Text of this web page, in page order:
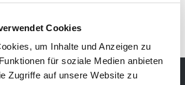
Cookies
um Inhalte und Anzeigen zu
für soziale Medien anbieten
Zugriffe auf unsere Website zu